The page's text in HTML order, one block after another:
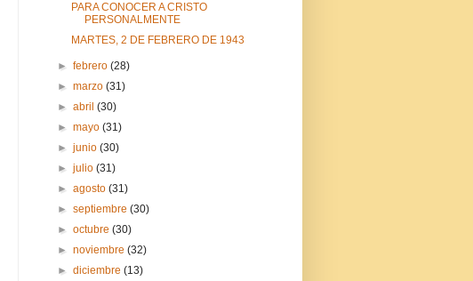
PARA CONOCER A CRISTO
PERSONALMENTE
MARTES, 2 DE FEBRERO DE 1943
►febrero(28)
►marzo(31)
►abril(30)
►mayo(31)
►junio(30)
►julio(31)
►agosto(31)
►septiembre(30)
►octubre(30)
►noviembre(32)
►diciembre(13)